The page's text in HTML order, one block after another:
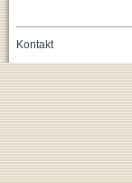
Kontakt